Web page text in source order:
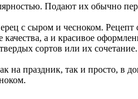
Подают их обычно
с сыром и чесноком.
а и красивое
сортов или их
на праздник, так и просто, в